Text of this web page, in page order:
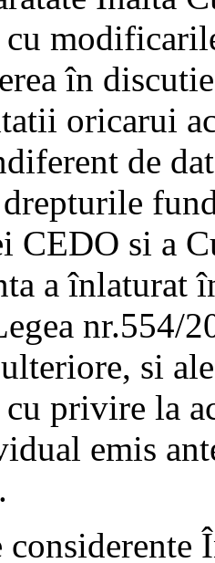
în
oricarui
de
CEDO si a
a înlaturat
nr.554/
si
privire la
emis